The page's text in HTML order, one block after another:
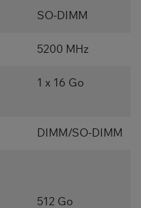
SO-DIMM
5200 MHz
1 x 16 Go
DIMM/SO-DIMM
512 Go